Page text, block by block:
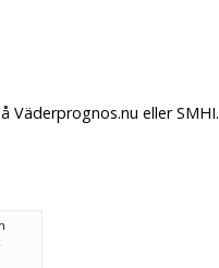
eller SMHI.